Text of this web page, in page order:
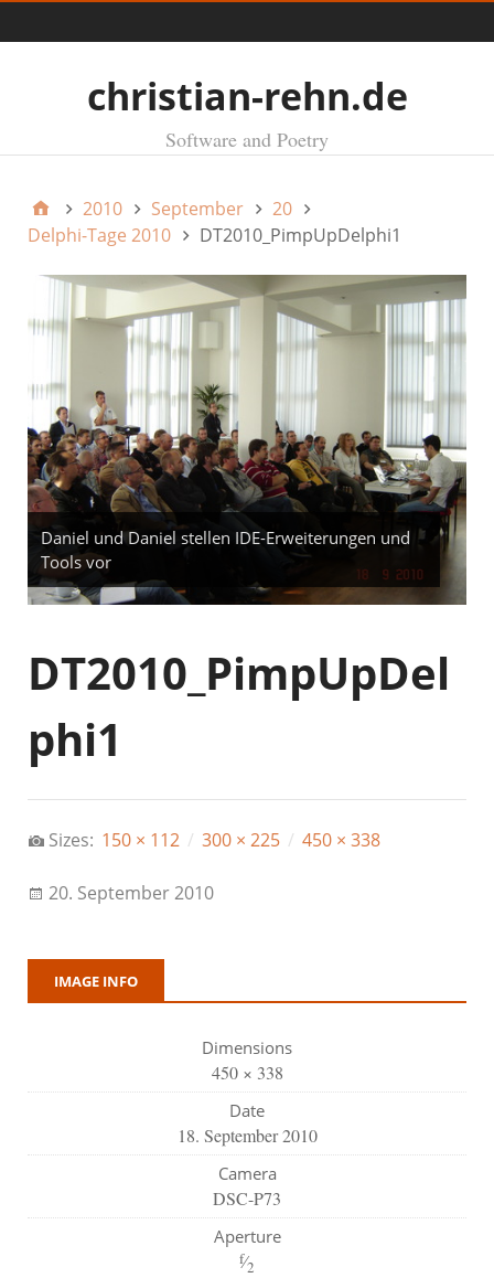
christian-rehn.de
Software and Poetry
2010 September
20
Delphi-Tage 2010
DT2010_PimpUpDelphi1
Daniel und Daniel stellen IDE-Erweiterungen und
Tools vor
DT2010_PimpUpDel
phi1
Sizes: 150 × 112 / 300 × 225 / 450 × 338
20. September 2010
IMAGE INFO
Dimensions
450 × 338
Date
18. September 2010
Camera
DSC-P73
Aperture
f⁄2